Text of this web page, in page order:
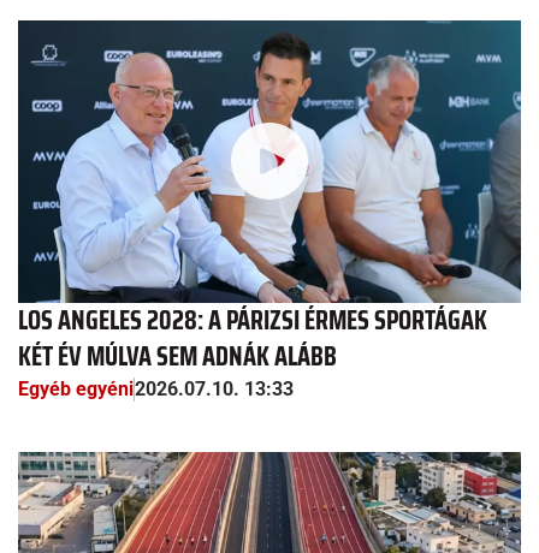
LOS ANGELES 2028: A PÁRIZSI ÉRMES SPORTÁGAK
KÉT ÉV MÚLVA SEM ADNÁK ALÁBB
Egyéb egyéni2026.07.10. 13:33